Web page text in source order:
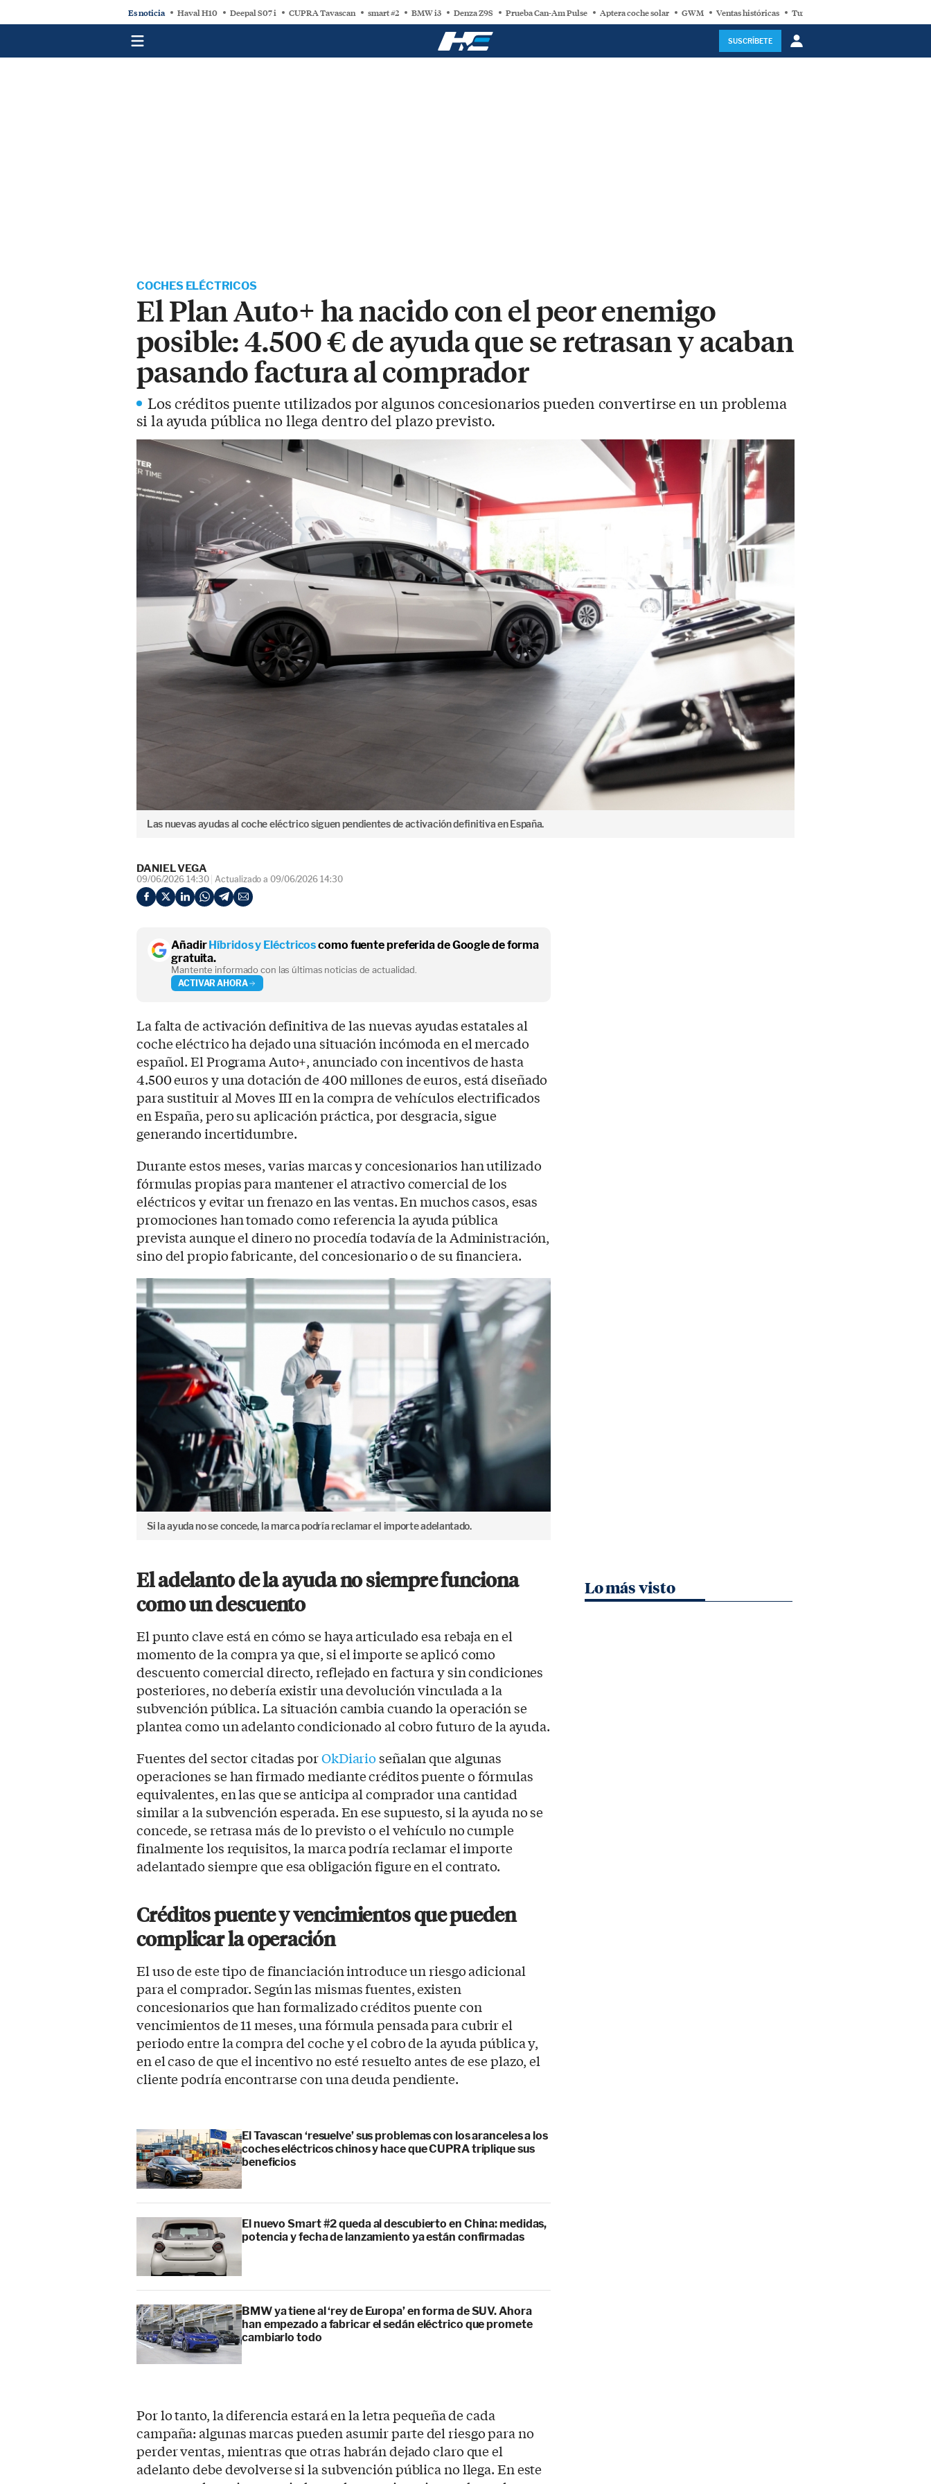
Es noticia Haval H10 Deepal S07 i CUPRA Tavascan smart #2 BMW i3 Denza Z9S Prueba Can-Am Pulse Aptera coche solar GWM Ventas históricas Turbina eólica
SUSCRÍBETE
COCHES ELÉCTRICOS
El Plan Auto+ ha nacido con el peor enemigo
posible: 4.500 € de ayuda que se retrasan y acaban
pasando factura al comprador
Los créditos puente utilizados por algunos concesionarios pueden convertirse en un problema
si la ayuda pública no llega dentro del plazo previsto.
Las nuevas ayudas al coche eléctrico siguen pendientes de activación definitiva en España.
DANIEL VEGA
09/06/2026 14:30 Actualizado a 09/06/2026 14:30
Añadir Híbridos y Eléctricoscomo fuente preferida de Google de forma
gratuita.
Mantente informado con las últimas noticias de actualidad.
ACTIVAR AHORA
La falta de activación definitiva de las nuevas ayudas estatales al
coche eléctrico ha dejado una situación incómoda en el mercado
español. El Programa Auto+, anunciado con incentivos de hasta
4.500 euros y una dotación de 400 millones de euros, está diseñado
para sustituir al Moves III en la compra de vehículos electrificados
en España, pero su aplicación práctica, por desgracia, sigue
generando incertidumbre.
Durante estos meses, varias marcas y concesionarios han utilizado
fórmulas propias para mantener el atractivo comercial de los
eléctricos y evitar un frenazo en las ventas. En muchos casos, esas
promociones han tomado como referencia la ayuda pública
prevista aunque el dinero no procedía todavía de la Administración,
sino del propio fabricante, del concesionario o de su financiera.
Si la ayuda no se concede, la marca podría reclamar el importe adelantado.
El adelanto de la ayuda no siempre funciona
como un descuento
El punto clave está en cómo se haya articulado esa rebaja en el
momento de la compra ya que, si el importe se aplicó como
descuento comercial directo, reflejado en factura y sin condiciones
posteriores, no debería existir una devolución vinculada a la
subvención pública. La situación cambia cuando la operación se
plantea como un adelanto condicionado al cobro futuro de la ayuda.
Fuentes del sector citadas porOkDiarioseñalan que algunas
operaciones se han firmado mediante créditos puente o fórmulas
equivalentes, en las que se anticipa al comprador una cantidad
similar a la subvención esperada. En ese supuesto, si la ayuda no se
concede, se retrasa más de lo previsto o el vehículo no cumple
finalmente los requisitos, la marca podría reclamar el importe
adelantado siempre que esa obligación figure en el contrato.
Créditos puente y vencimientos que pueden
complicar la operación
El uso de este tipo de financiación introduce un riesgo adicional
para el comprador. Según las mismas fuentes, existen
concesionarios que han formalizado créditos puente con
vencimientos de 11 meses, una fórmula pensada para cubrir el
periodo entre la compra del coche y el cobro de la ayuda pública y,
en el caso de que el incentivo no esté resuelto antes de ese plazo, el
cliente podría encontrarse con una deuda pendiente.
El Tavascan ‘resuelve’ sus problemas con los aranceles a los
coches eléctricos chinos y hace que CUPRA triplique sus
beneficios
El nuevo Smart #2 queda al descubierto en China: medidas,
potencia y fecha de lanzamiento ya están confirmadas
BMW ya tiene al ‘rey de Europa’ en forma de SUV. Ahora
han empezado a fabricar el sedán eléctrico que promete
cambiarlo todo
Por lo tanto, la diferencia estará en la letra pequeña de cada
campaña: algunas marcas pueden asumir parte del riesgo para no
perder ventas, mientras que otras habrán dejado claro que el
adelanto debe devolverse si la subvención pública no llega. En este
Lo más visto